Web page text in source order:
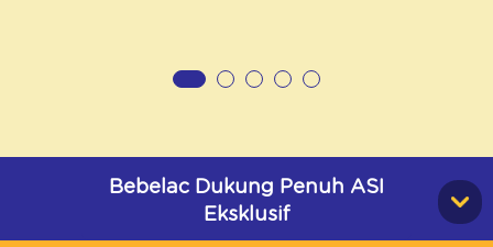
Bebelac Dukung Penuh ASI
Eksklusif